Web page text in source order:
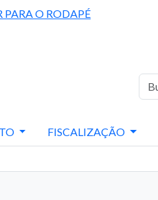
PARA O RODAPÉ
FISCALIZAÇÃO